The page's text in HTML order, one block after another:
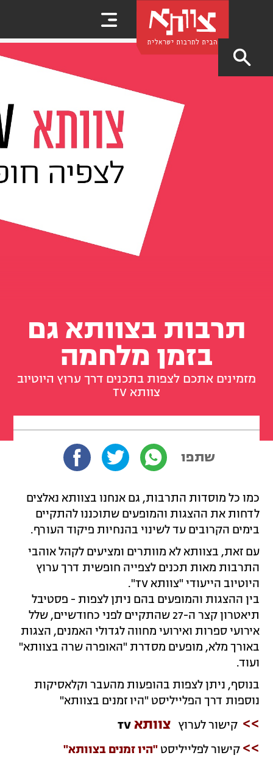
תרבות בצוותא גם
בזמן מלחמה
מזמינים אתכם לצפות בתכנים דרך ערוץ היוטיוב
צוותא TV
שתפו
כמו כל מוסדות התרבות, גם אנחנו בצוותא נאלצים
לדחות את ההצגות והמופעים שתוכננו להתקיים
בימים הקרובים עד לשינוי בהנחיות פיקוד העורף.
עם זאת, בצוותא לא מוותרים ומציעים לקהל אוהבי
התרבות מאות תכנים לצפייה חופשית דרך ערוץ
היוטיוב הייעודי"צוותא TV".
בין ההצגות והמופעים בהם ניתן לצפות - פסטיבל
תיאטרון קצר ה-27 שהתקיים לפני כחודשיים, שלל
אירועי ספרות ואירועי מחווה לגדולי האמנים, הצגות
באורך מלא, מופעים מסדרת"האופרה שרה בצוותא"
ועוד.
בנוסף, ניתן לצפות בהופעות מהעבר וקלאסיקות
נוספות דרך הפלייליסט "היו זמנים בצוותא"
>> קישור לערוץ צוותא TV
>> קישור לפלייליסט"היו זמנים בצוותא"